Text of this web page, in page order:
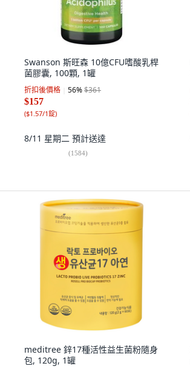
Swanson 斯旺森 10億CFU嗜酸乳桿
菌膠囊, 100顆, 1罐
折扣後價格 56%$361
$157
($1.57/1錠)
8/11 星期二 預計送達
(1584)
meditree 鋅17種活性益生菌粉隨身
包, 120g, 1罐